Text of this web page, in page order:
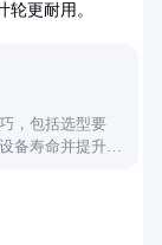
更耐用。
，包括选型要
备寿命并提升灌